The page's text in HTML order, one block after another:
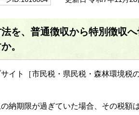
を、普通徴収から特別徴収へ
。
イト［市民税・県民税・森林環境税
納期限が過ぎていた場合、その税額